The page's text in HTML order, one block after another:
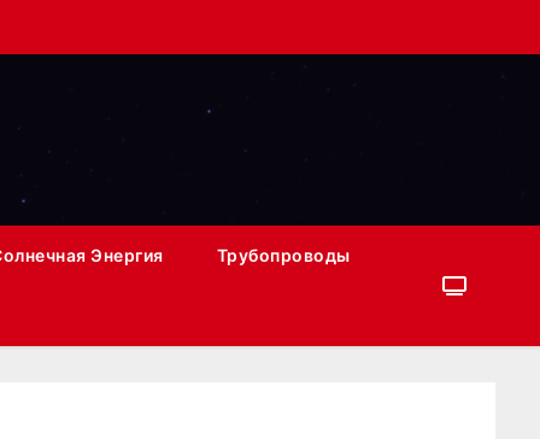
Энергия Трубопроводы